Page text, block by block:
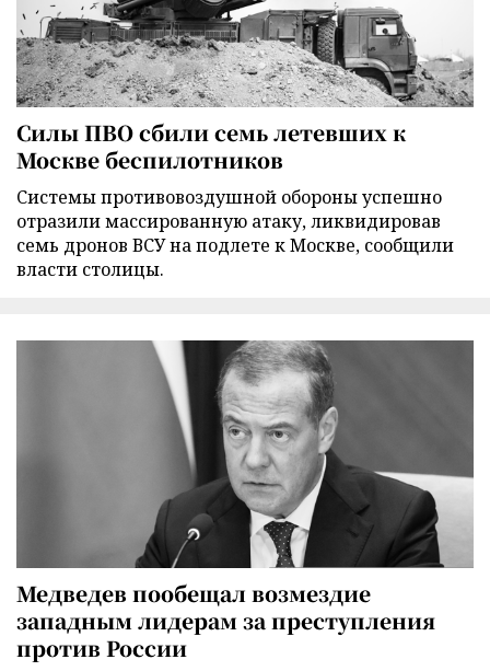
Силы ПВО сбили семь летевших к
Москве беспилотников
Cистемы противовоздушной обороны успешно
отразили массированную атаку, ликвидировав
семь дронов ВСУ на подлете к Москве, сообщили
власти столицы.
Медведев пообещал возмездие
западным лидерам за преступления
против России